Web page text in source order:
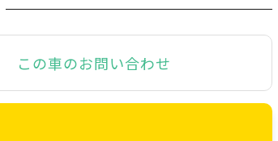
この車のお問い合わせ